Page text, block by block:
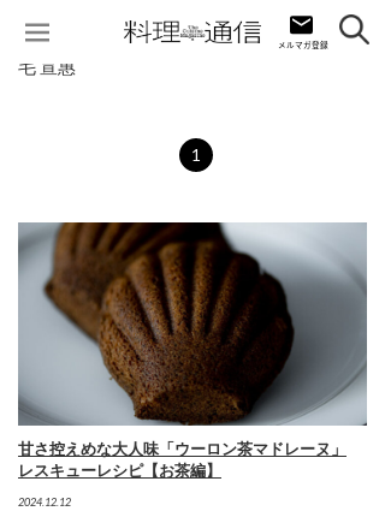
毛 宣惠
1
甘さ控えめな大人味「ウーロン茶マドレーヌ」
レスキューレシピ【お茶編】
2024.12.12